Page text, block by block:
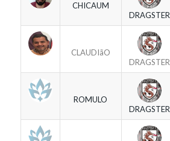
CHICAUM
DRAGSTER
CLAUDIãO
DRAGSTER
ROMULO
DRAGSTER